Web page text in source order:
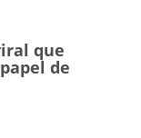
que
de